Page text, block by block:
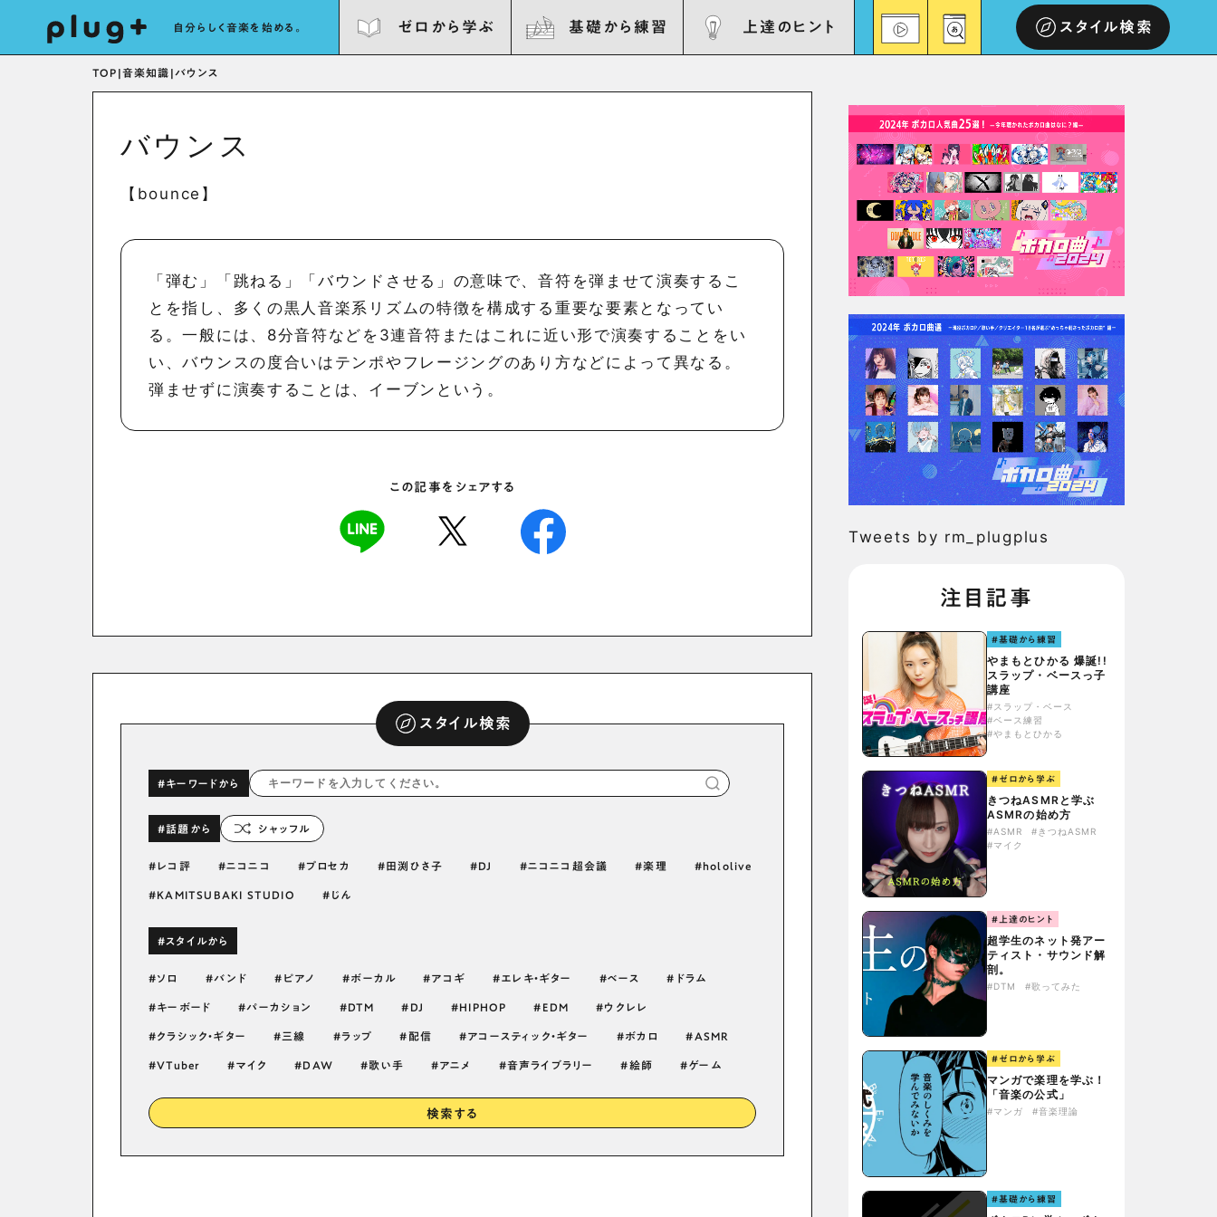
自分らしく音楽を始める。 ゼロから学ぶ 基礎から練習 上達のヒント スタイル検索
TOP |音楽知識 |バウンス
バウンス
【bounce】
「弾む」「跳ねる」「バウンドさせる」の意味で、音符を弾ませて演奏するこ
とを指し、多くの黒人音楽系リズムの特徴を構成する重要な要素となってい
る。一般には、8分音符などを3連音符またはこれに近い形で演奏することをい
い、バウンスの度合いはテンポやフレージングのあり方などによって異なる。
弾ませずに演奏することは、イーブンという。
この記事をシェアする
スタイル検索
#キーワードから
#話題から シャッフル
レコ評 ニコニコ プロセカ 田渕ひさ子 DJ ニコニコ超会議 楽理 hololive
KAMITSUBAKI STUDIO じん
#スタイルから
ソロ バンド ピアノ ボーカル アコギ エレキ・ギター ベース ドラム
キーボード パーカション DTM DJ HIPHOP EDM ウクレレ
クラシック・ギター 三線 ラップ 配信 アコースティック・ギター ボカロ ASMR
VTuber マイク DAW 歌い手 アニメ 音声ライブラリー 絵師 ゲーム
検索する
Tweets by rm_plugplus
注目記事
#基礎から練習
やまもとひかる 爆誕!!
スラップ・ベースっ子
講座
#スラップ・ベース
#ベース練習
#やまもとひかる
#ゼロから学ぶ
きつねASMRと学ぶ
ASMRの始め方
#ASMR
#きつねASMR
#マイク
#上達のヒント
超学生のネット発アー
ティスト・サウンド解
剖。
#DTM #歌ってみた
#ゼロから学ぶ
マンガで楽理を学ぶ！
「音楽の公式」
#マンガ #音楽理論
#基礎から練習